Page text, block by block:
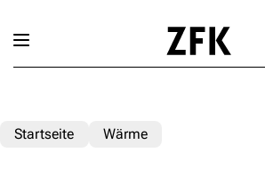
Startseite Wärme